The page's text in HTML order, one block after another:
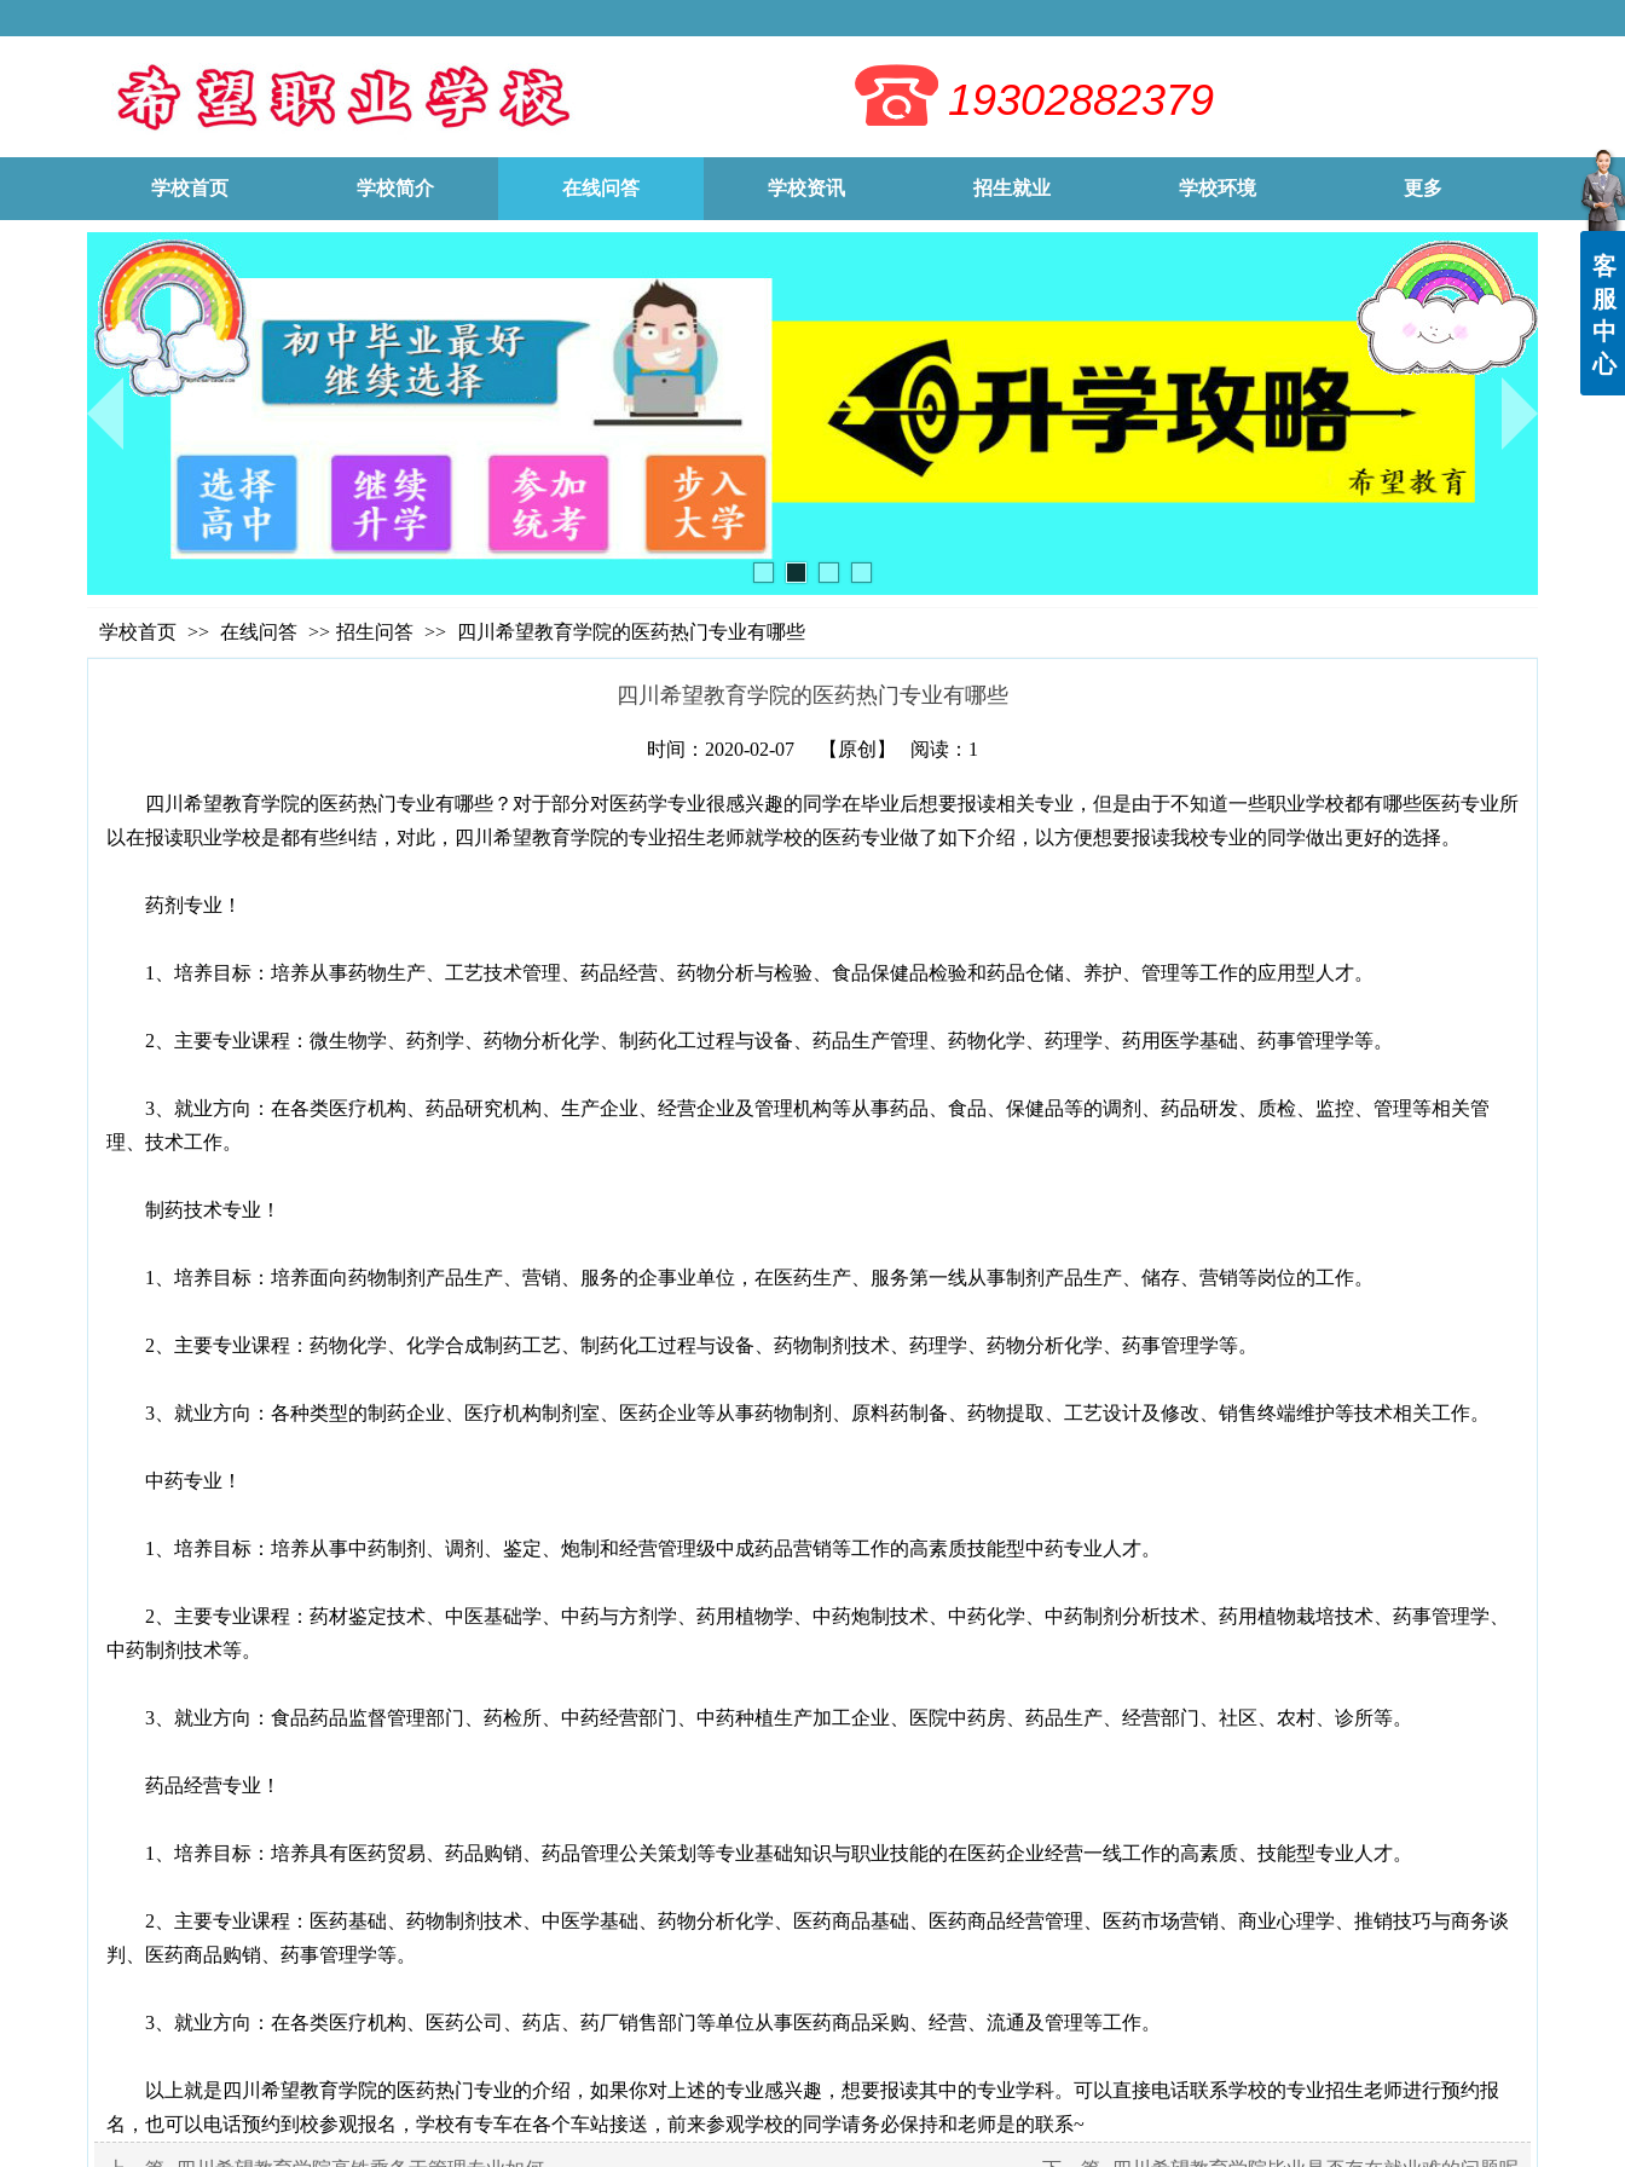
19302882379
学校首页 学校简介 在线问答 学校资讯 招生就业 学校环境 更多
学校首页 >> 在线问答 >> 招生问答 >> 四川希望教育学院的医药热门专业有哪些
四川希望教育学院的医药热门专业有哪些
时间：2020-02-07 【原创】 阅读：1
四川希望教育学院的医药热门专业有哪些？对于部分对医药学专业很感兴趣的同学在毕业后想要报读相关专业，但是由于不知道一些职业学校都有哪些医药专业所
以在报读职业学校是都有些纠结，对此，四川希望教育学院的专业招生老师就学校的医药专业做了如下介绍，以方便想要报读我校专业的同学做出更好的选择。
药剂专业！
1、培养目标：培养从事药物生产、工艺技术管理、药品经营、药物分析与检验、食品保健品检验和药品仓储、养护、管理等工作的应用型人才。
2、主要专业课程：微生物学、药剂学、药物分析化学、制药化工过程与设备、药品生产管理、药物化学、药理学、药用医学基础、药事管理学等。
3、就业方向：在各类医疗机构、药品研究机构、生产企业、经营企业及管理机构等从事药品、食品、保健品等的调剂、药品研发、质检、监控、管理等相关管
理、技术工作。
制药技术专业！
1、培养目标：培养面向药物制剂产品生产、营销、服务的企事业单位，在医药生产、服务第一线从事制剂产品生产、储存、营销等岗位的工作。
2、主要专业课程：药物化学、化学合成制药工艺、制药化工过程与设备、药物制剂技术、药理学、药物分析化学、药事管理学等。
3、就业方向：各种类型的制药企业、医疗机构制剂室、医药企业等从事药物制剂、原料药制备、药物提取、工艺设计及修改、销售终端维护等技术相关工作。
中药专业！
1、培养目标：培养从事中药制剂、调剂、鉴定、炮制和经营管理级中成药品营销等工作的高素质技能型中药专业人才。
2、主要专业课程：药材鉴定技术、中医基础学、中药与方剂学、药用植物学、中药炮制技术、中药化学、中药制剂分析技术、药用植物栽培技术、药事管理学、
中药制剂技术等。
3、就业方向：食品药品监督管理部门、药检所、中药经营部门、中药种植生产加工企业、医院中药房、药品生产、经营部门、社区、农村、诊所等。
药品经营专业！
1、培养目标：培养具有医药贸易、药品购销、药品管理公关策划等专业基础知识与职业技能的在医药企业经营一线工作的高素质、技能型专业人才。
2、主要专业课程：医药基础、药物制剂技术、中医学基础、药物分析化学、医药商品基础、医药商品经营管理、医药市场营销、商业心理学、推销技巧与商务谈
判、医药商品购销、药事管理学等。
3、就业方向：在各类医疗机构、医药公司、药店、药厂销售部门等单位从事医药商品采购、经营、流通及管理等工作。
以上就是四川希望教育学院的医药热门专业的介绍，如果你对上述的专业感兴趣，想要报读其中的专业学科。可以直接电话联系学校的专业招生老师进行预约报
名，也可以电话预约到校参观报名，学校有专车在各个车站接送，前来参观学校的同学请务必保持和老师是的联系~
客
服
中
心